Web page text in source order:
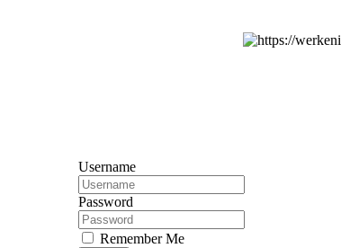
Username
Password
Remember Me